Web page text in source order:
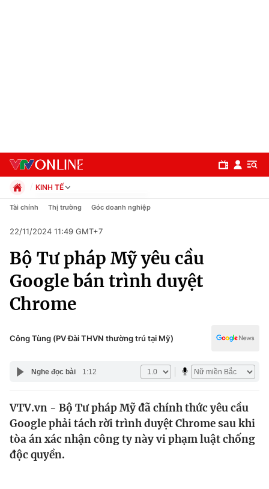
Chuyên mục
Chính trị
Xã hội
Pháp luật
Y tế
Thế giới
Tin tức
Thế giới đó đây
Kinh tế
KINH TẾ
Chính trị
Pháp luật
Kinh tế
Thể thao
Truyền hình
Văn hóa - Giải trí
Công nghệ
Tài chính Thị trường Góc doanh nghiệp
22/11/2024 11:49 GMT+7
Bộ Tư pháp Mỹ yêu cầu
Google bán trình duyệt
Chrome
Công Tùng (PV Đài THVN thường trú tại Mỹ)
Nghe đọc bài 1:12
VTV.vn - Bộ Tư pháp Mỹ đã chính thức yêu cầu
Google phải tách rời trình duyệt Chrome sau khi
tòa án xác nhận công ty này vi phạm luật chống
độc quyền.